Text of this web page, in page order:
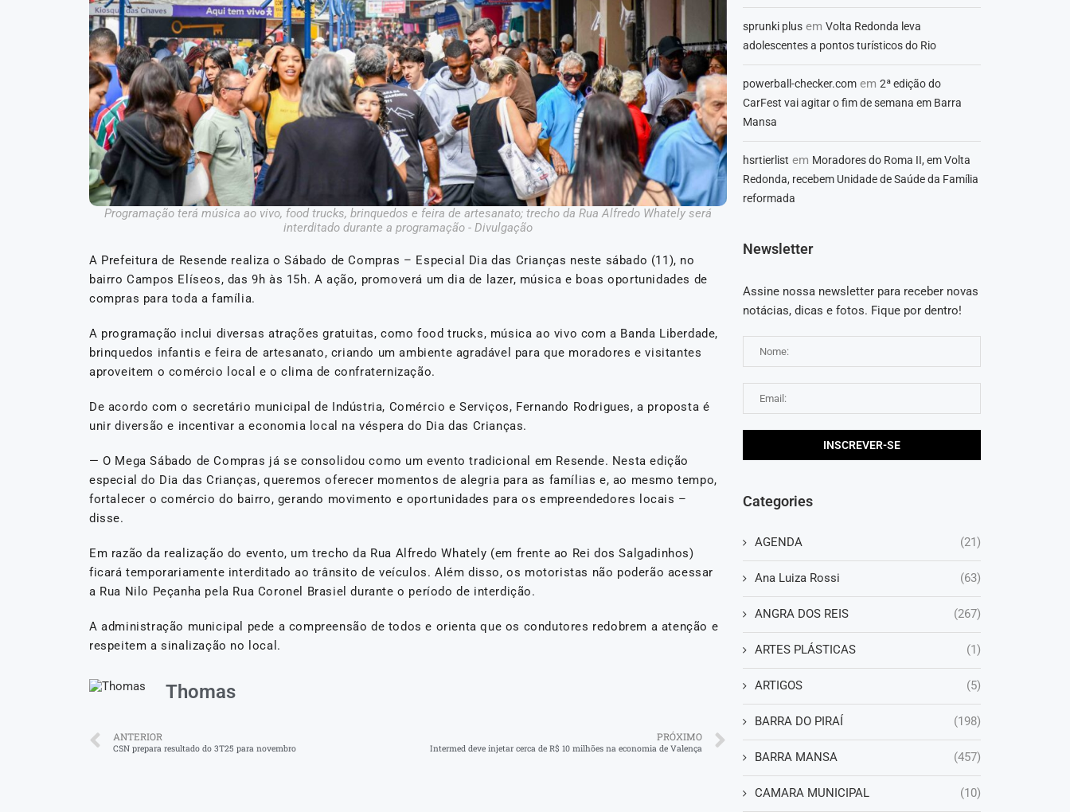
Programação terá música ao vivo, food trucks, brinquedos e feira de artesanato; trecho da Rua Alfredo Whately será
interditado durante a programação - Divulgação
A Prefeitura de Resende realiza o Sábado de Compras – Especial Dia das Crianças neste sábado (11), no
bairro Campos Elíseos, das 9h às 15h. A ação, promoverá um dia de lazer, música e boas oportunidades de
compras para toda a família.
A programação inclui diversas atrações gratuitas, como food trucks, música ao vivo com a Banda Liberdade,
brinquedos infantis e feira de artesanato, criando um ambiente agradável para que moradores e visitantes
aproveitem o comércio local e o clima de confraternização.
De acordo com o secretário municipal de Indústria, Comércio e Serviços, Fernando Rodrigues, a proposta é
unir diversão e incentivar a economia local na véspera do Dia das Crianças.
— O Mega Sábado de Compras já se consolidou como um evento tradicional em Resende. Nesta edição
especial do Dia das Crianças, queremos oferecer momentos de alegria para as famílias e, ao mesmo tempo,
fortalecer o comércio do bairro, gerando movimento e oportunidades para os empreendedores locais –
disse.
Em razão da realização do evento, um trecho da Rua Alfredo Whately (em frente ao Rei dos Salgadinhos)
ficará temporariamente interditado ao trânsito de veículos. Além disso, os motoristas não poderão acessar
a Rua Nilo Peçanha pela Rua Coronel Brasiel durante o período de interdição.
A administração municipal pede a compreensão de todos e orienta que os condutores redobrem a atenção e
respeitem a sinalização no local.
Thomas
ANTERIOR
CSN prepara resultado do 3T25 para novembro
PRÓXIMO
Intermed deve injetar cerca de R$ 10 milhões na economia de Valença
sprunki plusem Volta Redonda leva
adolescentes a pontos turísticos do Rio
powerball-checker.comem 2ª edição do
CarFest vai agitar o fim de semana em Barra
Mansa
hsrtierlist em Moradores do Roma II, em Volta
Redonda, recebem Unidade de Saúde da Família
reformada
Newsletter
Assine nossa newsletter para receber novas
notácias, dicas e fotos. Fique por dentro!
Categories
AGENDA (21)
Ana Luiza Rossi (63)
ANGRA DOS REIS (267)
ARTES PLÁSTICAS (1)
ARTIGOS (5)
BARRA DO PIRAÍ (198)
BARRA MANSA (457)
CAMARA MUNICIPAL (10)